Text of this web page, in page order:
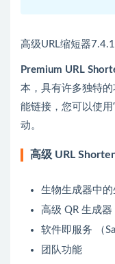
高级URL缩短器
Premium URL
本，具有许多独特
能链接，您可以使
动。
高级 URL
生物生成器中
高级 QR 生成器
软件即服务 （
团队功能